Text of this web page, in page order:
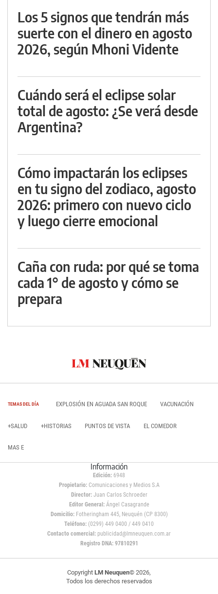
Los 5 signos que tendrán más
suerte con el dinero en agosto
2026, según Mhoni Vidente
Cuándo será el eclipse solar
total de agosto: ¿Se verá desde
Argentina?
Cómo impactarán los eclipses
en tu signo del zodiaco, agosto
2026: primero con nuevo ciclo
y luego cierre emocional
Caña con ruda: por qué se toma
cada 1° de agosto y cómo se
prepara
TEMAS DEL DÍA EXPLOSIÓN EN AGUADA SAN ROQUE VACUNACIÓN
+SALUD +HISTORIAS PUNTOS DE VISTA EL COMEDOR
MAS E
Información
Edición: 6948
Propietario:Comunicaciones y Medios S.A
Director: Juan Carlos Schroeder
Editor General:Ángel Casagrande
Domicilio:Fotheringham 445, Neuquén (CP 8300)
Teléfono: (0299) 449 0400 / 449 0410
Contacto comercial: publicidad@lmneuquen.com.ar
Registro DNA: 97810291
Copyright LM Neuquen© 2026,
Todos los derechos reservados